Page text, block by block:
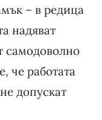
– в редица
надяват
самодоволно
че работата
допускат